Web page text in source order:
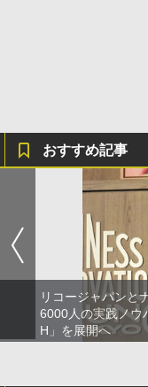
おすすめ記事
リコージャパンと
6000人の実践ノウ
H」を展開へ